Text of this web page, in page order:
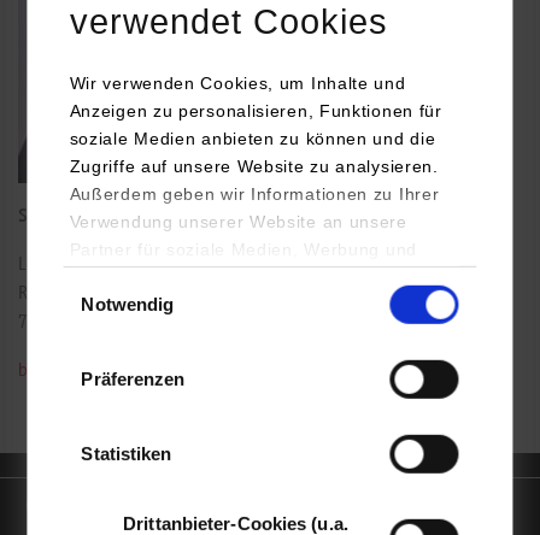
verwendet Cookies
Wir verwenden Cookies, um Inhalte und
Anzeigen zu personalisieren, Funktionen für
soziale Medien anbieten zu können und die
Zugriffe auf unsere Website zu analysieren.
Außerdem geben wir Informationen zu Ihrer
Verwendung unserer Website an unsere
Partner für soziale Medien, Werbung und
YouTube, Google Maps) führen diese
Daten zusammen, die Sie ihnen bereitgestellt
haben oder die sie im Rahmen Ihrer Nutzung
Notwendig
Präferenzen
Statistiken
Drittanbieter-Cookies (u.a.
Studiengangssekretariat Wirtschaftsingenieurwesen
Lerchenstraße 1
Raum: B5.06
70174
barbara.schmauser@dhbw-stuttgart.de